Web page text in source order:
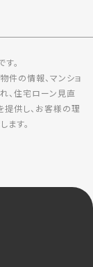
。
の情報、マンショ
、住宅ローン見直
供し、お客様の理
ます。